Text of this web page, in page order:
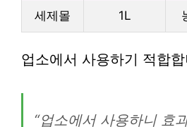
세제몰 1L
업소에서 사용하기 적합
“업소에서 사용하니 효